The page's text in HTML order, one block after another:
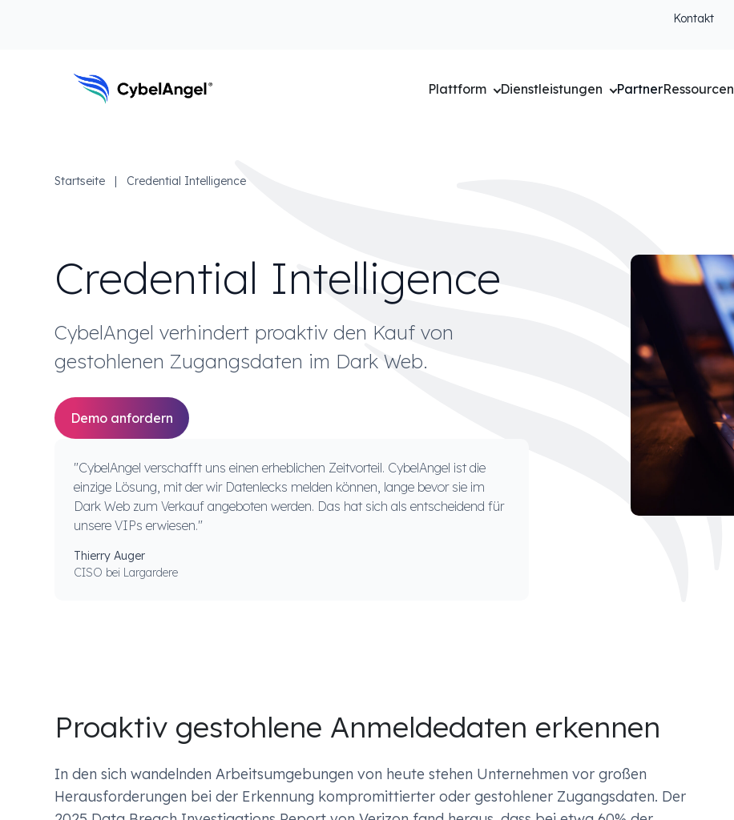
Zum Fußbereich
Kontakt
Hauptnavigation
Plattform Dienstleistungen PartnerRessourcen
Startseite | Credential Intelligence
Credential Intelligence
CybelAngel verhindert proaktiv den Kauf von
gestohlenen Zugangsdaten im Dark Web.
Demo anfordern
"CybelAngel verschafft uns einen erheblichen Zeitvorteil. CybelAngel ist die
einzige Lösung, mit der wir Datenlecks melden können, lange bevor sie im
Dark Web zum Verkauf angeboten werden. Das hat sich als entscheidend für
unsere VIPs erwiesen."
Thierry Auger
CISO bei Largardere
Proaktiv gestohlene Anmeldedaten erkennen
In den sich wandelnden Arbeitsumgebungen von heute stehen Unternehmen vor großen
Herausforderungen bei der Erkennung kompromittierter oder gestohlener Zugangsdaten. Der